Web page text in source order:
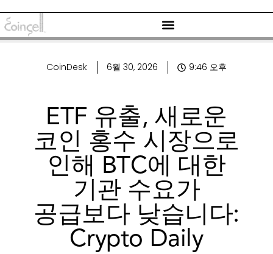
CoinDesk 6월 30, 2026 9:46 오후
ETF 유출, 새로운
코인 홍수 시장으로
인해 BTC에 대한
기관 수요가
공급보다 낮습니다:
Crypto Daily